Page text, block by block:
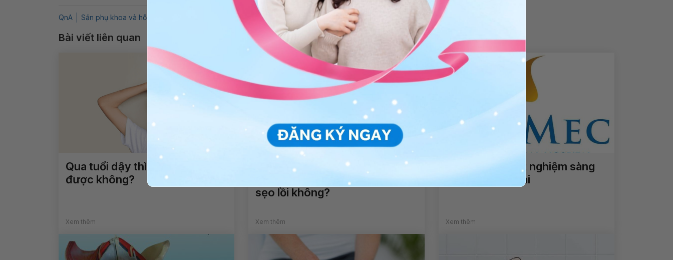
QnA Sản phụ khoa và hỗ trợ sinh sản Són tiểu sau sinh Tầng sinh môn
Bài viết liên quan
Qua tuổi dậy thì có cao lên
được không?
Xem thêm
Vết may tầng sinh môn hơi đau
sau sinh được 3 tuần có để lại
sẹo lồi không?
Xem thêm
Đọc kết quả xét nghiệm sàng
lọc dị tật thai nhi
Xem thêm